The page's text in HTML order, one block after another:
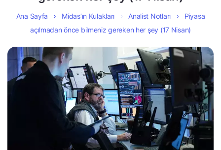
Ana Sayfa Midas’ın Kulakları Analist Notları
Piyasa
açılmadan önce bilmeniz gereken her şey (17 Nisan)